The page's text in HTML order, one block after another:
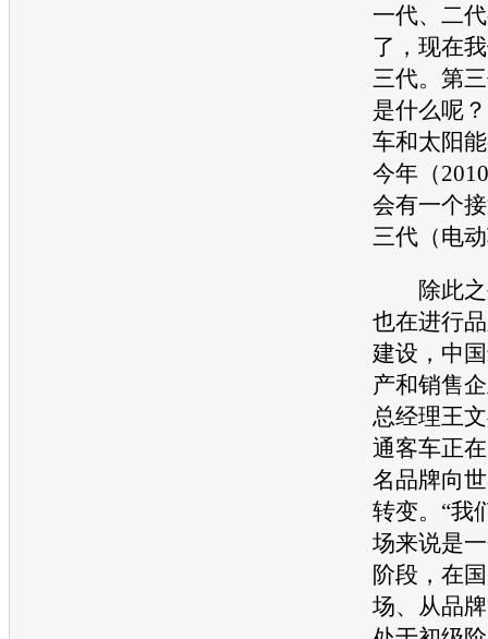
一代、二
了，现在
三代。第
是什么呢
车和太阳
今年（
会有一个
三代（电
除此之
也在进行
建设，中
产和销售
总经理王
通客车正
名品牌向
转变。“我
场来说是
阶段，在
场、从品